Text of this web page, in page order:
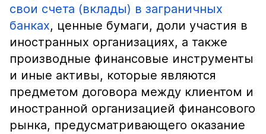
свои счета (вклады) в заграничных
банках, ценные бумаги, доли участия в
иностранных организациях, а также
производные финансовые инструменты
и иные активы, которые являются
предметом договора между клиентом и
иностранной организацией финансового
рынка, предусматривающего оказание